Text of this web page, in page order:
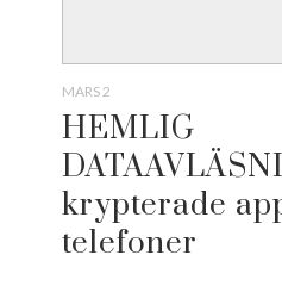
MARS 2
HEMLIG
krypterade
telefoner